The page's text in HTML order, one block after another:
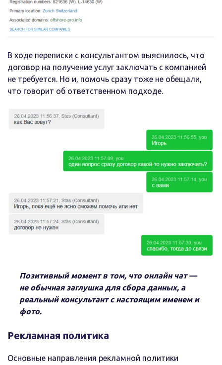
В ходе переписки с консультантом выяснилось, что
договор на получение услуг заключать с компанией
не требуется. Но и, помочь сразу тоже не обещали,
что говорит об ответственном подходе.
Позитивный момент в том, что онлайн чат —
не обычная заглушка для сбора данных, а
реальный консультант с настоящим именем и
фото.
Рекламная политика
Основные направления рекламной политики